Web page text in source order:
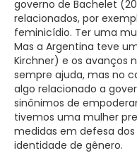
governo de Bachelet
relacionados, por
feminicídio. Ter uma
Mas a Argentina teve
Kirchner) e os avanços
sempre ajuda, mas no
algo relacionado a
sinônimos de
tivemos uma mulher
medidas em defesa
identidade de gênero.